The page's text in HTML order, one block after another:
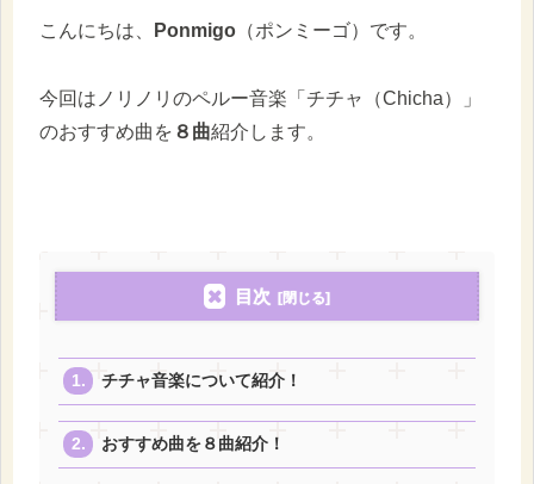
こんにちは、 Ponmigo （ポンミーゴ）です。
今回はノリノリのペルー音楽「チチャ（Chicha）」
のおすすめ曲を ８曲紹介します。
目次
チチャ音楽について紹介！
おすすめ曲を８曲紹介！